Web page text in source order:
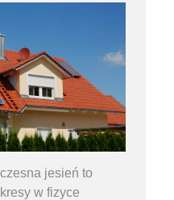
jesień to
w fizyce